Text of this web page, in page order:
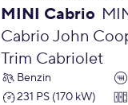
MINI Cabrio
Cabrio John
Trim Cabriolet
Benzin
231 PS (170 kW)